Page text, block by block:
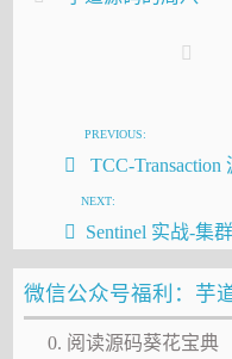
PREVIOUS:
TCC-
NEXT:
Sentinel 实战-集
微信公众号福利：芋
0. 阅读源码葵花宝典